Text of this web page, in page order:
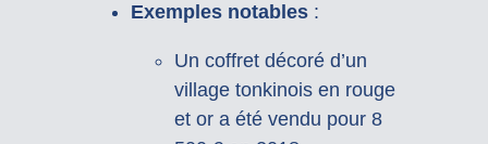
Exemples notables:
Un coffret décoré d’un
village tonkinois en rouge
et or a été vendu pour 8